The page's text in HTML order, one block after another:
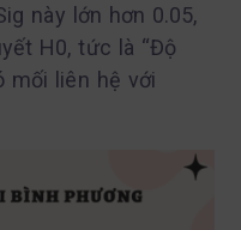
này lớn hơn 0.05,
H0, tức là “Độ
mối liên hệ với